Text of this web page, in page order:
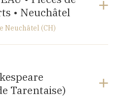
• Neuchâtel
Neuchâtel (CH)
CH-2000 Neuchâtel
Tarentaise)